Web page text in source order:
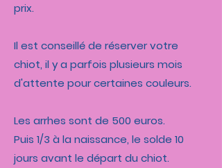
prix.
Il est conseillé de réserver votre
chiot, il y a parfois plusieurs mois
d'attente pour certaines couleurs.
Les arrhes sont de 500 euros.
Puis 1/3 à la naissance, le solde 10
jours avant le départ du chiot.